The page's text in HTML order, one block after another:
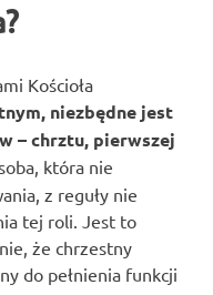
Kościoła
niezbędne jest
– chrztu, pierwszej
która nie
z reguły nie
tej roli. Jest to
że chrzestny
do pełnienia funkcji